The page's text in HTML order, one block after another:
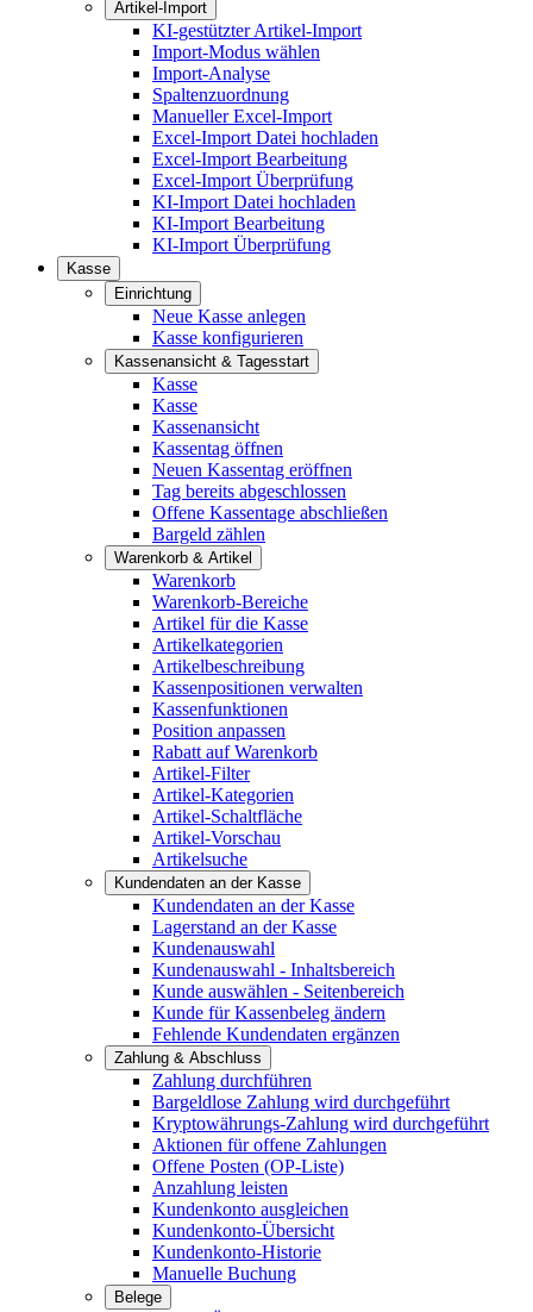
Artikel-Import
KI-gestützter Artikel-Import
Import-Modus wählen
Import-Analyse
Spaltenzuordnung
Manueller Excel-Import
Excel-Import Datei hochladen
Excel-Import Bearbeitung
Excel-Import Überprüfung
KI-Import Datei hochladen
KI-Import Bearbeitung
KI-Import Überprüfung
Kasse
Einrichtung
Neue Kasse anlegen
Kasse konfigurieren
Kassenansicht & Tagesstart
Kasse
Kasse
Kassenansicht
Kassentag öffnen
Neuen Kassentag eröffnen
Tag bereits abgeschlossen
Offene Kassentage abschließen
Bargeld zählen
Warenkorb & Artikel
Warenkorb
Warenkorb-Bereiche
Artikel für die Kasse
Artikelkategorien
Artikelbeschreibung
Kassenpositionen verwalten
Kassenfunktionen
Position anpassen
Rabatt auf Warenkorb
Artikel-Filter
Artikel-Kategorien
Artikel-Schaltfläche
Artikel-Vorschau
Artikelsuche
Kundendaten an der Kasse
Kundendaten an der Kasse
Lagerstand an der Kasse
Kundenauswahl
Kundenauswahl - Inhaltsbereich
Kunde auswählen - Seitenbereich
Kunde für Kassenbeleg ändern
Fehlende Kundendaten ergänzen
Zahlung & Abschluss
Zahlung durchführen
Bargeldlose Zahlung wird durchgeführt
Kryptowährungs-Zahlung wird durchgeführt
Aktionen für offene Zahlungen
Offene Posten (OP-Liste)
Anzahlung leisten
Kundenkonto ausgleichen
Kundenkonto-Übersicht
Kundenkonto-Historie
Manuelle Buchung
Belege